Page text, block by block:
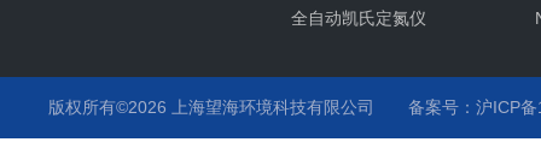
全自动凯氏定氮仪
版权所有©2026 上海望海环境科技有限公司 备案号：沪ICP